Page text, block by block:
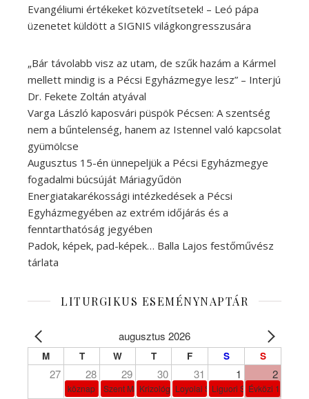
Evangéliumi értékeket közvetítsetek! – Leó pápa
üzenetet küldött a SIGNIS világkongresszusára
„Bár távolabb visz az utam, de szűk hazám a Kármel
mellett mindig is a Pécsi Egyházmegye lesz” – Interjú
Dr. Fekete Zoltán atyával
Varga László kaposvári püspök Pécsen: A szentség
nem a bűntelenség, hanem az Istennel való kapcsolat
gyümölcse
Augusztus 15-én ünnepeljük a Pécsi Egyházmegye
fogadalmi búcsúját Máriagyűdön
Energiatakarékossági intézkedések a Pécsi
Egyházmegyében az extrém időjárás és a
fenntarthatóság jegyében
Padok, képek, pad-képek… Balla Lajos festőművész
tárlata
LITURGIKUS ESEMÉNYNAPTÁR
augusztus 2026
M T W T F S S
27 28 29 30 31 1 2
köznap Szent Márta, Mária és Lázár
Krizológ Szent Péter
Loyolai Szent IgnácLiguori Szent Alfonz pk-et.
Évközi 18.